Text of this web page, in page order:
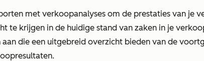
met verkoopanalyses om de prestaties van je
te krijgen in de huidige stand van zaken in je
die een uitgebreid overzicht bieden van de